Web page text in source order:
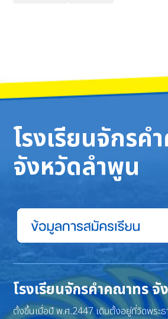
โรงเรียนจักรค
จังหวัดลำพูน
โรงเรียนจักรคำคณาทร จั
ตั้งขึ้นเมื่อปี พ.ศ.2447 เดิมตั้งอยู่ที่วัดพระ